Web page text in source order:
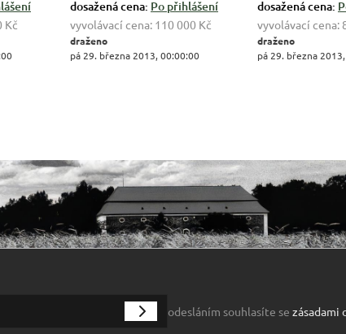
Kč
dosažená cena: Po přihlášení
vyvolávací cena: 110 000 Kč
draženo
pá 29. března 2013, 00:00:00
dosažená cena:
vyvolávací cena:
draženo
pá 29. března
odesláním souhlasíte se zásadami